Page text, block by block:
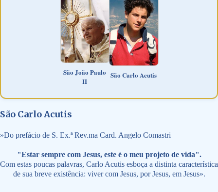
São João Paulo
II
São Carlo Acutis
São Carlo Acutis
»Do prefácio de S. Ex.ª Rev.ma Card. Angelo Comastri
"Estar sempre com Jesus, este é o meu projeto de vida".
Com estas poucas palavras, Carlo Acutis esboça a distinta característica
de sua breve existência: viver com Jesus, por Jesus, em Jesus».